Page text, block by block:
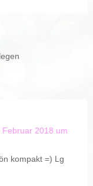
Februar 2018 um
kompakt =) Lg